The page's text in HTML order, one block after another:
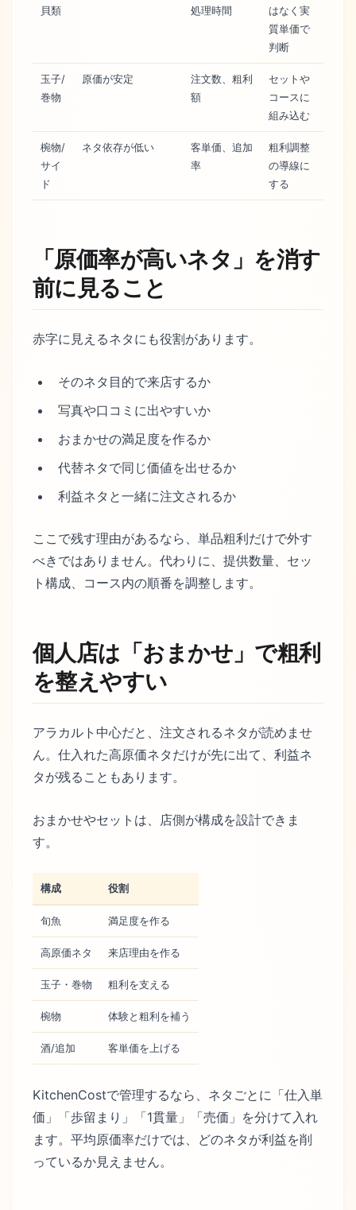
貝類
処理時間
はなく実
質単価で
判断
玉子/
巻物
原価が安定
注文数、粗利
額
セットや
コースに
組み込む
椀物/
サイ
ド
ネタ依存が低い
客単価、追加
率
粗利調整
の導線に
する
「原価率が高いネタ」を消す
前に見ること
赤字に見えるネタにも役割があります。
そのネタ目的で来店するか
写真や口コミに出やすいか
おまかせの満足度を作るか
代替ネタで同じ価値を出せるか
利益ネタと一緒に注文されるか
ここで残す理由があるなら、単品粗利だけで外す
べきではありません。代わりに、提供数量、セッ
ト構成、コース内の順番を調整します。
個人店は「おまかせ」で粗利
を整えやすい
アラカルト中心だと、注文されるネタが読めませ
ん。仕入れた高原価ネタだけが先に出て、利益ネ
タが残ることもあります。
おまかせやセットは、店側が構成を設計できま
す。
構成 役割
旬魚 満足度を作る
高原価ネタ 来店理由を作る
玉子・巻物 粗利を支える
椀物 体験と粗利を補う
酒/追加 客単価を上げる
KitchenCostで管理するなら、ネタごとに「仕入単
価」「歩留まり」「1貫量」「売価」を分けて入れ
ます。平均原価率だけでは、どのネタが利益を削
っているか見えません。